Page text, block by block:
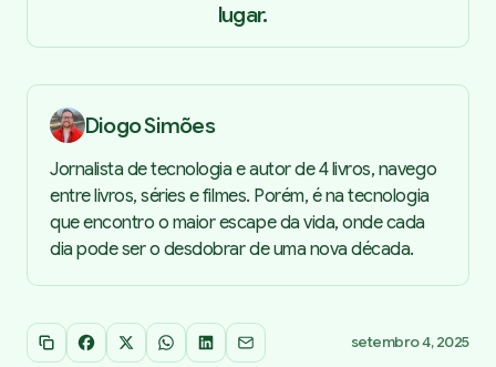
lugar.
Diogo Simões
Jornalista de tecnologia e autor de 4 livros, navego
entre livros, séries e filmes. Porém, é na tecnologia
que encontro o maior escape da vida, onde cada
dia pode ser o desdobrar de uma nova década.
Copiar link
Facebook
X WhatsApp
LinkedInEmail setembro 4, 2025